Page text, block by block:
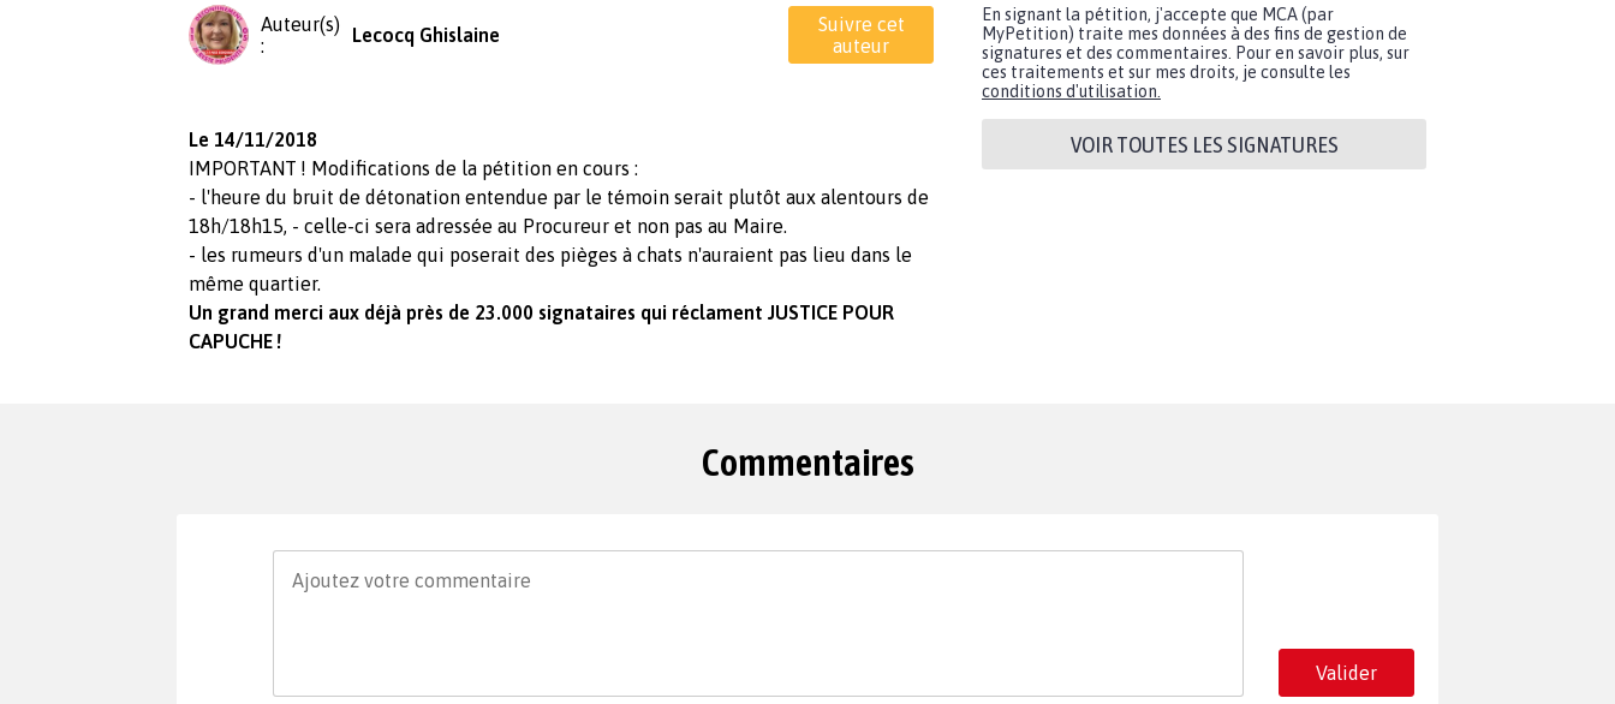
Auteur(s)
:
Lecocq Ghislaine
Suivre cet
auteur
Le 14/11/2018
IMPORTANT ! Modifications de la pétition en cours :
- l'heure du bruit de détonation entendue par le témoin serait plutôt aux alentours de
18h/18h15, - celle-ci sera adressée au Procureur et non pas au Maire.
- les rumeurs d'un malade qui poserait des pièges à chats n'auraient pas lieu dans le
même quartier.
Un grand merci aux déjà près de 23.000 signataires qui réclament JUSTICE POUR
CAPUCHE !
En signant la pétition, j'accepte que MCA (par
MyPetition) traite mes données à des fins de gestion de
signatures et des commentaires. Pour en savoir plus, sur
ces traitements et sur mes droits, je consulte les
conditions d'utilisation.
VOIR TOUTES LES SIGNATURES
Commentaires
Valider